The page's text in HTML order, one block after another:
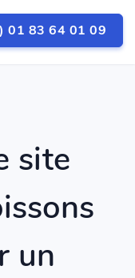
01 83 64 01 09
site
un